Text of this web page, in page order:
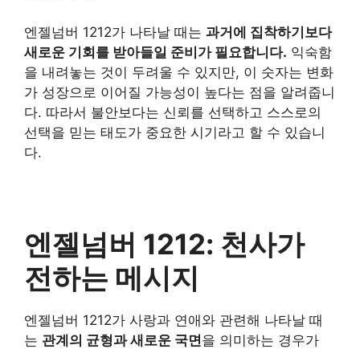
엔젤넘버 1212가 나타날 때는 과거에 집착하기보다
새로운 기회를 받아들일 준비가 필요합니다. 익숙함
을 내려놓는 것이 두려울 수 있지만, 이 숫자는 변화
가 성장으로 이어질 가능성이 높다는 점을 알려줍니
다. 따라서 불안보다는 신뢰를 선택하고 스스로의
선택을 믿는 태도가 중요한 시기라고 할 수 있습니
다.
엔젤넘버 1212: 천사가
전하는 메시지
엔젤넘버 1212가 사랑과 연애와 관련해 나타날 때
는 관계의 균형과 새로운 국면을 의미하는 경우가